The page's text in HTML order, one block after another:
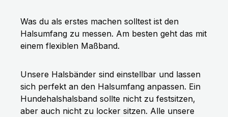
Was du als erstes machen solltest ist den
Halsumfang zu messen. Am besten geht das mit
einem flexiblen Maßband.
Unsere Halsbänder sind einstellbar und lassen
sich perfekt an den Halsumfang anpassen. Ein
Hundehalshalsband sollte nicht zu festsitzen,
aber auch nicht zu locker sitzen. Alle unsere